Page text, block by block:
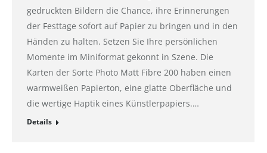
gedruckten Bildern die Chance, ihre Erinnerungen
der Festtage sofort auf Papier zu bringen und in den
Händen zu halten. Setzen Sie Ihre persönlichen
Momente im Miniformat gekonnt in Szene. Die
Karten der Sorte Photo Matt Fibre 200 haben einen
warmweißen Papierton, eine glatte Oberfläche und
die wertige Haptik eines Künstlerpapiers.…
Details